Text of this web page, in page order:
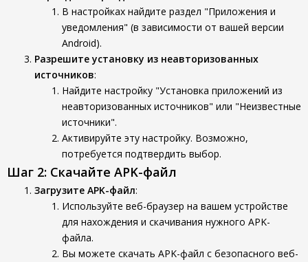
В настройках найдите раздел "Приложения и
уведомления" (в зависимости от вашей версии
Android).
Разрешите установку из неавторизованных
источников:
Найдите настройку "Установка приложений из
неавторизованных источников" или "Неизвестные
источники".
Активируйте эту настройку. Возможно,
потребуется подтвердить выбор.
Шаг 2: Скачайте APK-файл
Загрузите APK-файл:
Используйте веб-браузер на вашем устройстве
для нахождения и скачивания нужного APK-
файла.
Вы можете скачать APK-файл с безопасного веб-